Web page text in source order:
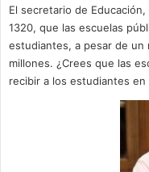
El secretario de
1320, que las escuelas
estudiantes, a pesar de
millones. ¿Crees que las
recibir a los estudiantes